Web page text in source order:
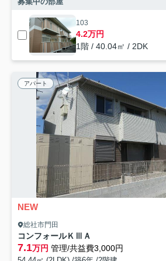
103
4.2万円
1階 / 40.04㎡ / 2DK
アパート
NEW
総社市門田
コンフォールＫⅢＡ
7.1万円 管理/共益費3,000円